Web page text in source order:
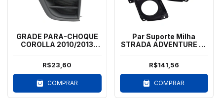
GRADE PARA-CHOQUE
COROLLA 2010/2013
R$23,60
COMPRAR
Par Suporte Milha
STRADA ADVENTURE 14
R$141,56
COMPRAR